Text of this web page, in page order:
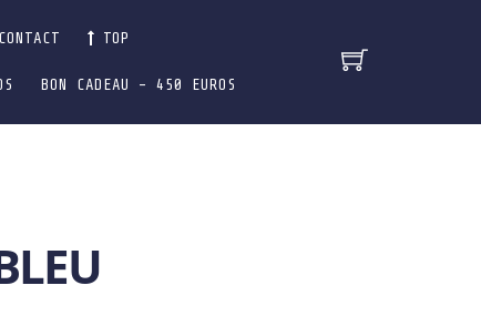
TOP
BON CADEAU – 450 EUROS